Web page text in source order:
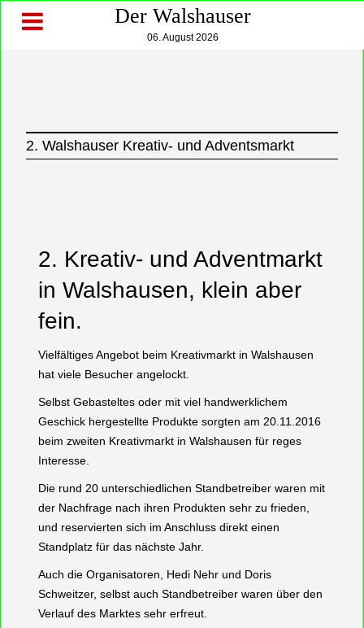
Der Walshauser
06. August 2026
2. Walshauser Kreativ- und Adventsmarkt
2. Kreativ- und Adventmarkt
in Walshausen, klein aber
fein.
Vielfältiges Angebot beim Kreativmarkt in Walshausen
hat viele Besucher angelockt.
Selbst Gebasteltes oder mit viel handwerklichem
Geschick hergestellte Produkte sorgten am 20.11.2016
beim zweiten Kreativmarkt in Walshausen für reges
Interesse.
Die rund 20 unterschiedlichen Standbetreiber waren mit
der Nachfrage nach ihren Produkten sehr zu frieden,
und reservierten sich im Anschluss direkt einen
Standplatz für das nächste Jahr.
Auch die Organisatoren, Hedi Nehr und Doris
Schweitzer, selbst auch Standbetreiber waren über den
Verlauf des Marktes sehr erfreut.